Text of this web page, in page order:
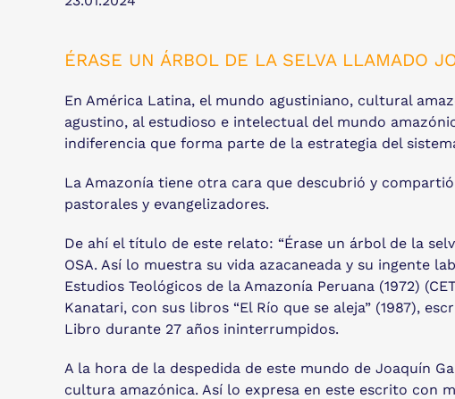
ÉRASE UN ÁRBOL DE LA SELVA LLAMADO
En América Latina, el mundo agustiniano, cultural
agustino, al estudioso e intelectual del mundo
indiferencia que forma parte de la estrategia del
La Amazonía tiene otra cara que descubrió y
pastorales y evangelizadores.
De ahí el título de este relato: “Érase un árbol de la
OSA. Así lo muestra su vida azacaneada y su ingente
Estudios Teológicos de la Amazonía Peruana (1972)
Kanatari, con sus libros “El Río que se aleja” (1987),
Libro durante 27 años ininterrumpidos.
A la hora de la despedida de este mundo de Joaquín
cultura amazónica. Así lo expresa en este escrito con